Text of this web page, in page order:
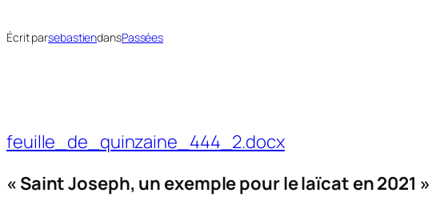
Écrit parsebastiendansPassées
feuille_de_quinzaine_444_2.docx
« Saint Joseph, un exemple pour le laïcat en 2021 »